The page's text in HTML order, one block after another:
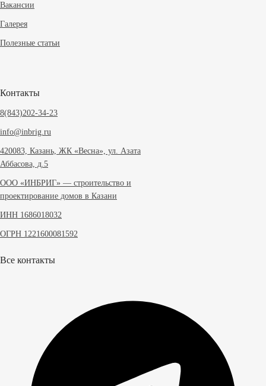
Вакансии
Галерея
Полезные статьи
Контакты
8(843)202-34-23
info@inbrig.ru
420083, Казань, ЖК «Весна», ул. Азата
Аббасова, д.5
ООО «ИНБРИГ» — строительство и
проектирование домов в Казани
ИНН 1686018032
ОГРН 1221600081592
Все контакты